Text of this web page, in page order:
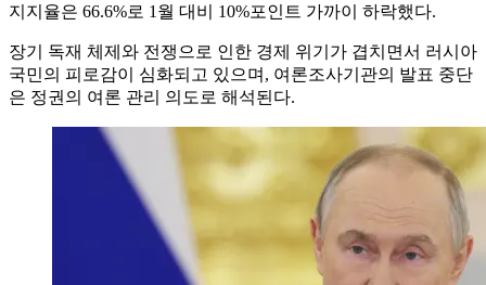
지지율은 66.6%로 1월 대비 10%포인트 가까이 하락했다.
장기 독재 체제와 전쟁으로 인한 경제 위기가 겹치면서 러시아
국민의 피로감이 심화되고 있으며, 여론조사기관의 발표 중단
은 정권의 여론 관리 의도로 해석된다.